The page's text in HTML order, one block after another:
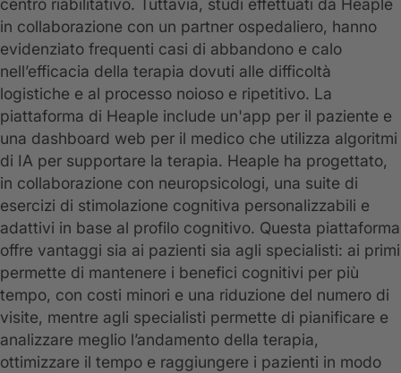
centro riabilitativo. Tuttavia, studi effettuati da Heaple
in collaborazione con un partner ospedaliero, hanno
evidenziato frequenti casi di abbandono e calo
nell’efficacia della terapia dovuti alle difficoltà
logistiche e al processo noioso e ripetitivo. La
piattaforma di Heaple include un'app per il paziente e
una dashboard web per il medico che utilizza algoritmi
di IA per supportare la terapia. Heaple ha progettato,
in collaborazione con neuropsicologi, una suite di
esercizi di stimolazione cognitiva personalizzabili e
adattivi in base al profilo cognitivo. Questa piattaforma
offre vantaggi sia ai pazienti sia agli specialisti: ai primi
permette di mantenere i benefici cognitivi per più
tempo, con costi minori e una riduzione del numero di
visite, mentre agli specialisti permette di pianificare e
analizzare meglio l’andamento della terapia,
ottimizzare il tempo e raggiungere i pazienti in modo